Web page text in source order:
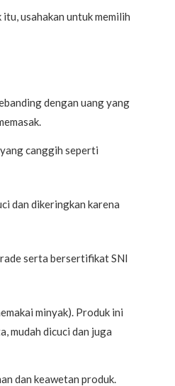
usahakan untuk memilih
dengan uang yang
canggih seperti
dan dikeringkan karena
serta bersertifikat SNI
minyak). Produk ini
mudah dicuci dan juga
dan keawetan produk.